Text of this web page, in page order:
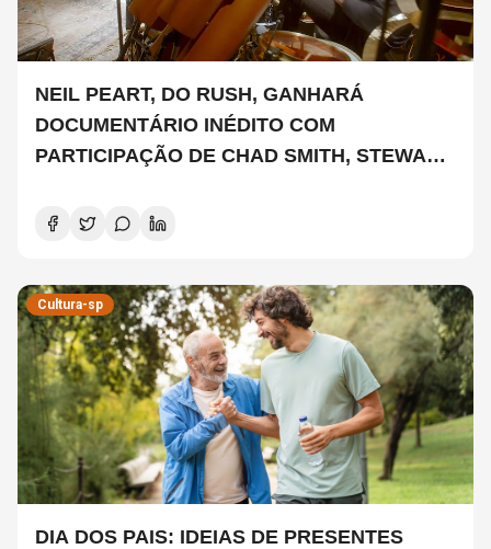
NEIL PEART, DO RUSH, GANHARÁ
DOCUMENTÁRIO INÉDITO COM
PARTICIPAÇÃO DE CHAD SMITH, STEWART
Cultura-sp
DIA DOS PAIS: IDEIAS DE PRESENTES